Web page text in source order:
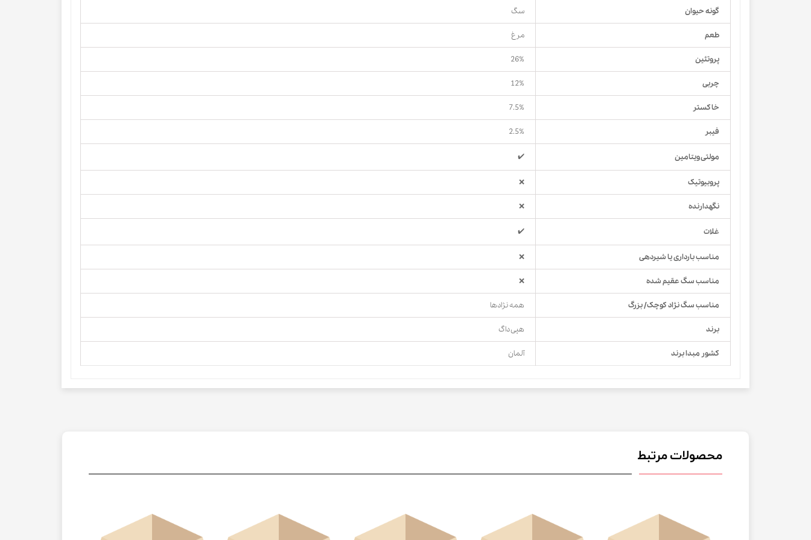
گونه حیوان سگ
طعم مرغ
پروتئین 26%
چربی 12%
خاکستر 7.5%
فیبر 2.5%
مولتی ویتامین ✔️
پروبیوتیک ❌
نگهدارنده ❌
غلات ✔️
مناسب بارداری یا شیردهی ❌
مناسب سگ عقیم شده ❌
مناسب سگ نژاد کوچک/ بزرگ همه نژادها
برند هپی داگ
کشور مبدا برند آلمان
محصولات مرتبط